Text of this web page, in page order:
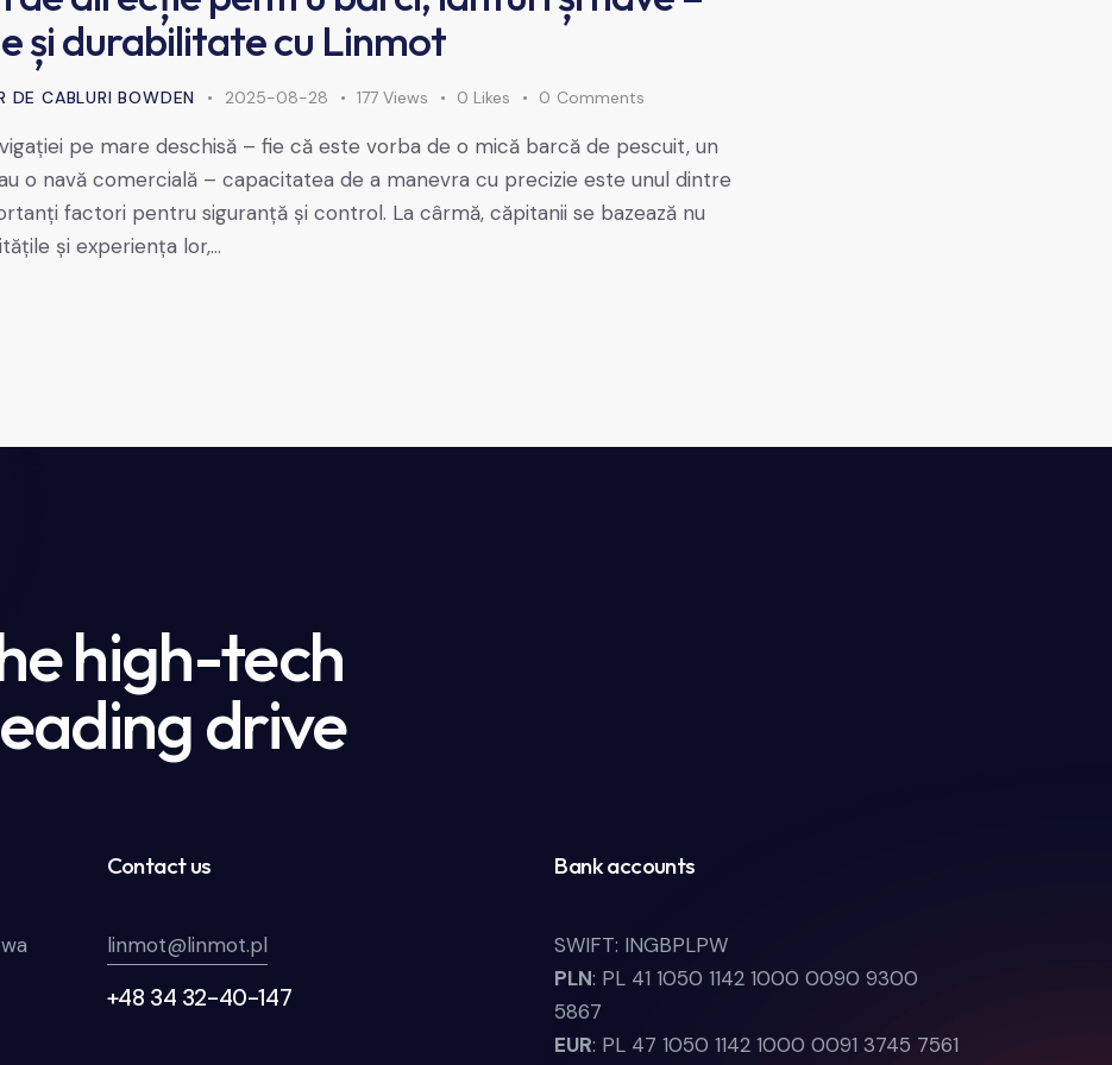
și durabilitate cu Linmot
DE CABLURI BOWDEN 2025-08-28 177 Views 0 Likes 0 Comments
pe mare deschisă – fie că este vorba de o mică barcă de pescuit, un
o navă comercială – capacitatea de a manevra cu precizie este unul dintre
factori pentru siguranță și control. La cârmă, căpitanii se bazează nu
și experiența lor,…
high-tech
drive
Contact us
linmot@linmot.pl
+48 34 32-40-147
Bank accounts
SWIFT: INGBPLPW
PLN: PL 41 1050 1142 1000 0090 9300
5867
EUR: PL 47 1050 1142 1000 0091 3745 7561